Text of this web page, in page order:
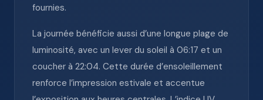
fournies.
La journée bénéficie aussi d’une longue plage de
luminosité, avec un lever du soleil à 06:17 et un
coucher à 22:04. Cette durée d’ensoleillement
renforce l’impression estivale et accentue